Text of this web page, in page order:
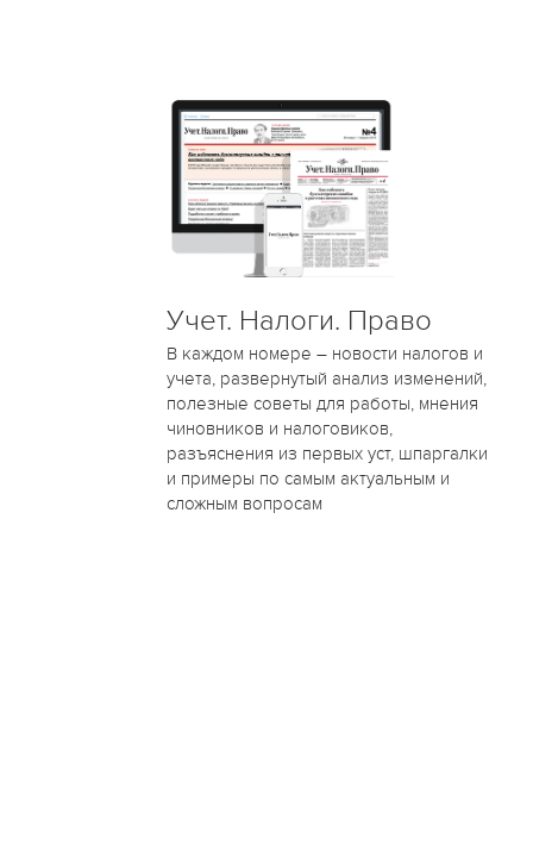
Учет. Налоги. Право
В каждом номере – новости налогов и
учета, развернутый анализ изменений,
полезные советы для работы, мнения
чиновников и налоговиков,
разъяснения из первых уст, шпаргалки
и примеры по самым актуальным и
сложным вопросам